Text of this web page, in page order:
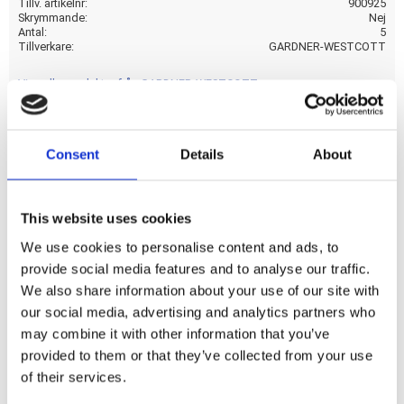
Consent Details About
This website uses cookies
We use cookies to personalise content and ads, to
provide social media features and to analyse our traffic.
We also share information about your use of our site with
our social media, advertising and analytics partners who
may combine it with other information that you’ve
provided to them or that they’ve collected from your use
of their services.
Tillv. artikelnr
900925
Skrymmande
Nej
Antal
5
Tillverkare
GARDNER-WESTCOTT
Visa alla produkter från GARDNER-WESTCOTT
3/8-16 to 3/8-24 x 2-5/16 long. Multiple application. OEM
replacement reference 16830-54.
Dela med dig
F
c
e
o
o
k
Omdömen
Du